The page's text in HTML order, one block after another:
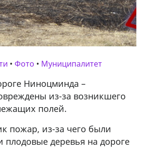
• Фото • Муниципалитет
Ниноцминда –
из-за возникшего
полей.
пожар, из-за чего были
деревья на дороге